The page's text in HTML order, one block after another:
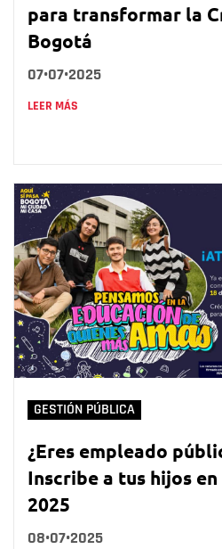
para transformar la
Bogotá
07•07•2025
LEER MÁS
GESTIÓN PÚBLICA
¿Eres empleado
Inscribe a tus hijos en
2025
08•07•2025